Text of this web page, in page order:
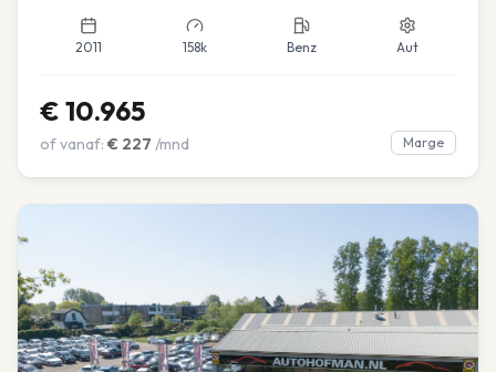
2011 158k Benz Aut
€ 10.965
of vanaf: € 227 /mnd Marge